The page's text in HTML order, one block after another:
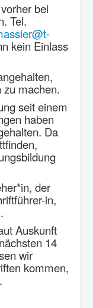
bei
Tel.
kein Einlass
zu machen.
seit einem
haben
Da
der
in,
Auskunft
14
wir
kommen,